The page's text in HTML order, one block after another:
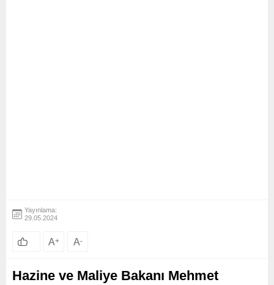
Yayınlama:
29.05.2024
A+ A-
Hazine ve Maliye Bakanı Mehmet